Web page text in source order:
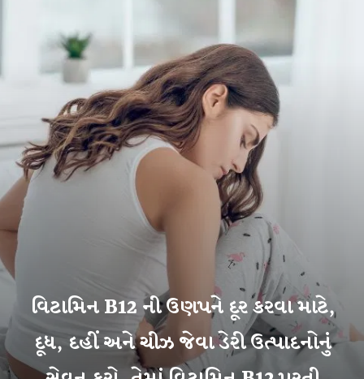
વિટામિન B12 ની ઉણપને દૂર કરવા માટે,
દૂધ, દહીં અને ચીઝ જેવા ડેરી ઉત્પાદનોનું